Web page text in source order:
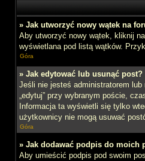
» Jak utworzyć nowy wątek na
Aby utworzyć nowy wątek, kliknij
wyświetlana pod listą wątków.
Góra
» Jak edytować lub usunąć post?
Jeśli nie jesteś administratorem
„edytuj” przy wybranym poście,
Informacja ta wyświetli się tylko
użytkownicy nie mogą usuwać
Góra
» Jak dodawać podpis do moich
Aby umieścić podpis pod swoim